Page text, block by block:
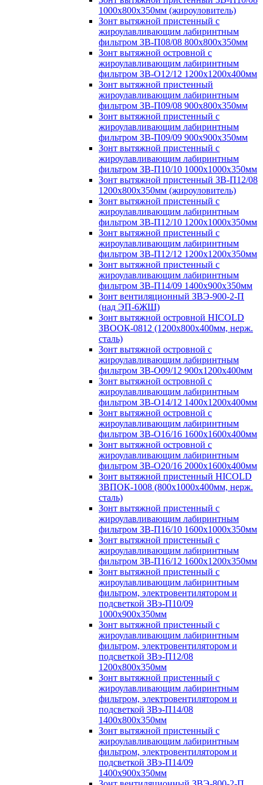
1000х800х350мм (жироуловитель)
Зонт вытяжной пристенный с
жироулавливающим лабиринтным
фильтром ЗВ-П08/08 800х800х350мм
Зонт вытяжной островной с
жироулавливающим лабиринтным
фильтром ЗВ-О12/12 1200х1200х400мм
Зонт вытяжной пристенный
жироулавливающим лабиринтным
фильтром ЗВ-П09/08 900х800х350мм
Зонт вытяжной пристенный с
жироулавливающим лабиринтным
фильтром ЗВ-П09/09 900х900х350мм
Зонт вытяжной пристенный с
жироулавливающим лабиринтным
фильтром ЗВ-П10/10 1000х1000х350мм
Зонт вытяжной пристенный ЗВ-П12/08
1200х800х350мм (жироуловитель)
Зонт вытяжной пристенный с
жироулавливающим лабиринтным
фильтром ЗВ-П12/10 1200х1000х350мм
Зонт вытяжной пристенный с
жироулавливающим лабиринтным
фильтром ЗВ-П12/12 1200х1200х350мм
Зонт вытяжной пристенный с
жироулавливающим лабиринтным
фильтром ЗВ-П14/09 1400х900х350мм
Зонт вентиляционный ЗВЭ-900-2-П
(над ЭП-6ЖШ)
Зонт вытяжной островной HICOLD
ЗВООК-0812 (1200х800x400мм, нерж.
сталь)
Зонт вытяжной островной с
жироулавливающим лабиринтным
фильтром ЗВ-О09/12 900х1200х400мм
Зонт вытяжной островной с
жироулавливающим лабиринтным
фильтром ЗВ-О14/12 1400х1200х400мм
Зонт вытяжной островной с
жироулавливающим лабиринтным
фильтром ЗВ-О16/16 1600х1600х400мм
Зонт вытяжной островной с
жироулавливающим лабиринтным
фильтром ЗВ-О20/16 2000х1600х400мм
Зонт вытяжной пристенный HICOLD
ЗВПОК-1008 (800х1000х400мм, нерж.
сталь)
Зонт вытяжной пристенный с
жироулавливающим лабиринтным
фильтром ЗВ-П16/10 1600х1000х350мм
Зонт вытяжной пристенный с
жироулавливающим лабиринтным
фильтром ЗВ-П16/12 1600х1200х350мм
Зонт вытяжной пристенный с
жироулавливающим лабиринтным
фильтром, электровентилятором и
подсветкой ЗВэ-П10/09
1000х900х350мм
Зонт вытяжной пристенный с
жироулавливающим лабиринтным
фильтром, электровентилятором и
подсветкой ЗВэ-П12/08
1200х800х350мм
Зонт вытяжной пристенный с
жироулавливающим лабиринтным
фильтром, электровентилятором и
подсветкой ЗВэ-П14/08
1400х800х350мм
Зонт вытяжной пристенный с
жироулавливающим лабиринтным
фильтром, электровентилятором и
подсветкой ЗВэ-П14/09
1400х900х350мм